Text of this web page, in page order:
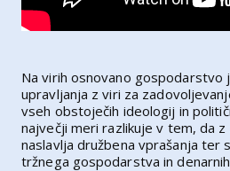
Na virih osnovano
upravljanja z viri za
vseh obstoječih ideologij in
največji meri razlikuje v tem, da
naslavlja družbena vprašanja ter
tržnega gospodarstva in